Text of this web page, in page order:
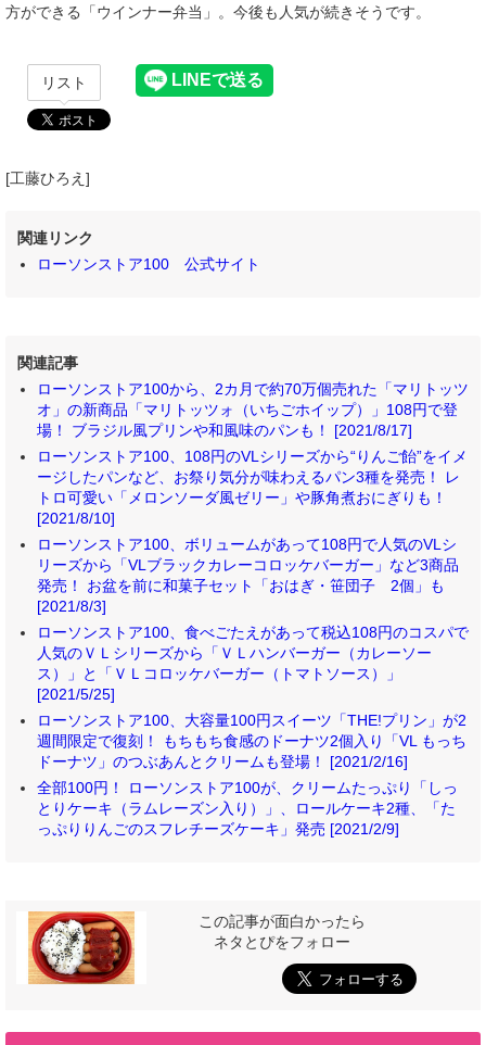
方ができる「ウインナー弁当」。今後も人気が続きそうです。
リスト
[工藤ひろえ]
関連リンク
ローソンストア100 公式サイト
関連記事
ローソンストア100から、2カ月で約70万個売れた「マリトッツ
オ」の新商品「マリトッツォ（いちごホイップ）」108円で登
場！ ブラジル風プリンや和風味のパンも！ [2021/8/17]
ローソンストア100、108円のVLシリーズから“りんご飴”をイメ
ージしたパンなど、お祭り気分が味わえるパン3種を発売！ レ
トロ可愛い「メロンソーダ風ゼリー」や豚角煮おにぎりも！
[2021/8/10]
ローソンストア100、ボリュームがあって108円で人気のVLシ
リーズから「VLブラックカレーコロッケバーガー」など3商品
発売！ お盆を前に和菓子セット「おはぎ・笹団子 2個」も
[2021/8/3]
ローソンストア100、食べごたえがあって税込108円のコスパで
人気のＶＬシリーズから「ＶＬハンバーガー（カレーソー
ス）」と「ＶＬコロッケバーガー（トマトソース）」
[2021/5/25]
ローソンストア100、大容量100円スイーツ「THE!プリン」が2
週間限定で復刻！ もちもち食感のドーナツ2個入り「VL もっち
ドーナツ」のつぶあんとクリームも登場！ [2021/2/16]
全部100円！ ローソンストア100が、クリームたっぷり「しっ
とりケーキ（ラムレーズン入り）」、ロールケーキ2種、「た
っぷりりんごのスフレチーズケーキ」発売 [2021/2/9]
この記事が面白かったら
ネタとぴをフォロー